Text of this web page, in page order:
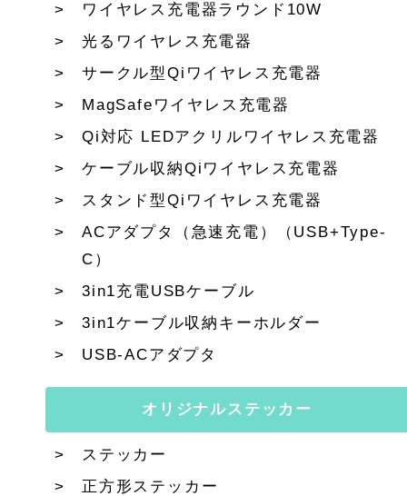
ワイヤレス充電器ラウンド10W
光るワイヤレス充電器
サークル型Qiワイヤレス充電器
MagSafeワイヤレス充電器
Qi対応 LEDアクリルワイヤレス充電器
ケーブル収納Qiワイヤレス充電器
スタンド型Qiワイヤレス充電器
ACアダプタ（急速充電）（USB+Type-
C）
3in1充電USBケーブル
3in1ケーブル収納キーホルダー
USB-ACアダプタ
オリジナルステッカー
ステッカー
正方形ステッカー